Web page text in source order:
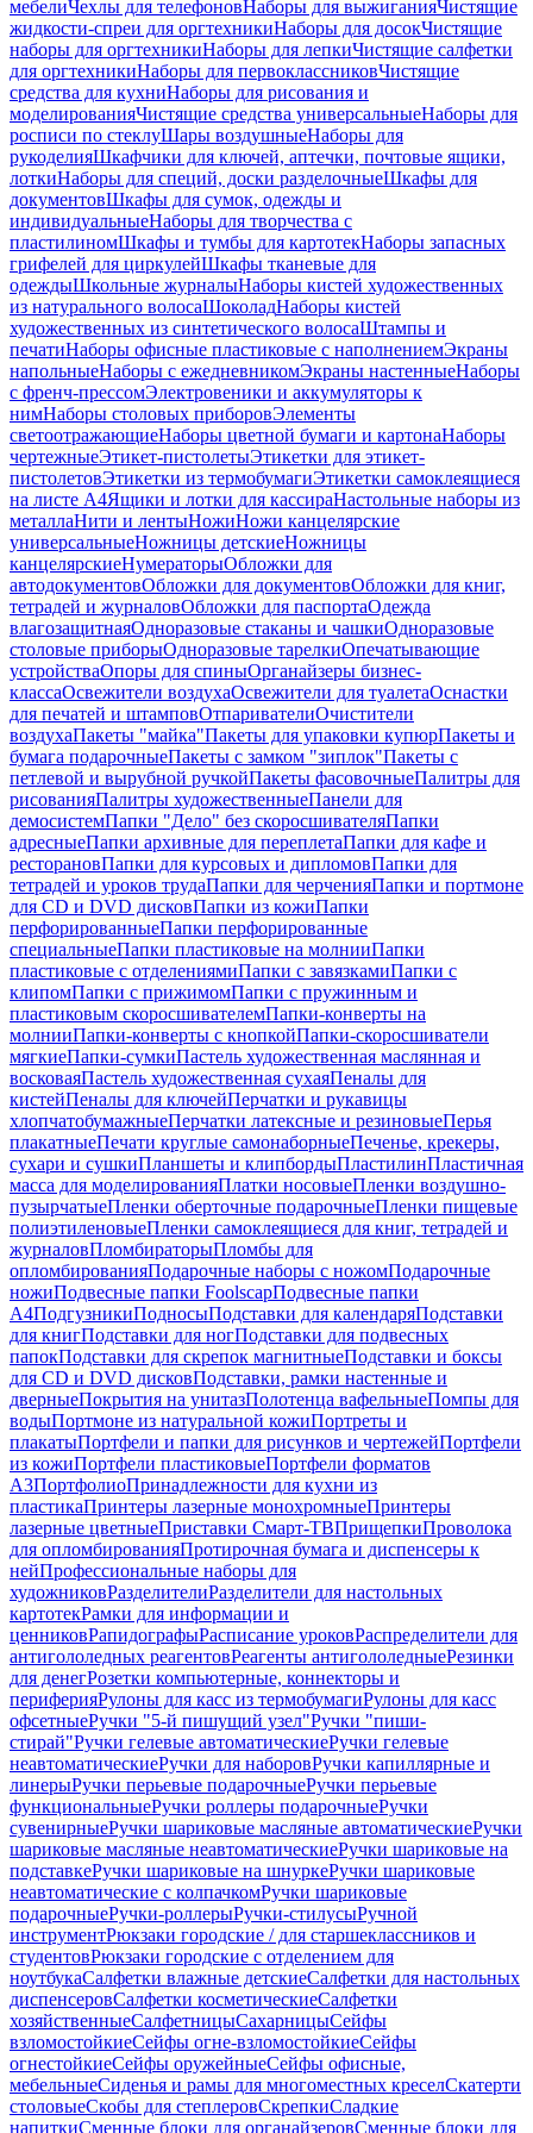
мебелиЧехлы для телефоновНаборы для выжиганияЧистящие
жидкости-спреи для оргтехникиНаборы для досокЧистящие
наборы для оргтехникиНаборы для лепкиЧистящие салфетки
для оргтехникиНаборы для первоклассниковЧистящие
средства для кухниНаборы для рисования и
моделированияЧистящие средства универсальныеНаборы для
росписи по стеклуШары воздушныеНаборы для
рукоделияШкафчики для ключей, аптечки, почтовые ящики,
лоткиНаборы для специй, доски разделочныеШкафы для
документовШкафы для сумок, одежды и
индивидуальныеНаборы для творчества с
пластилиномШкафы и тумбы для картотекНаборы запасных
грифелей для циркулейШкафы тканевые для
одеждыШкольные журналыНаборы кистей художественных
из натурального волосаШоколадНаборы кистей
художественных из синтетического волосаШтампы и
печатиНаборы офисные пластиковые с наполнениемЭкраны
напольныеНаборы с ежедневникомЭкраны настенныеНаборы
с френч-прессомЭлектровеники и аккумуляторы к
нимНаборы столовых приборовЭлементы
светоотражающиеНаборы цветной бумаги и картонаНаборы
чертежныеЭтикет-пистолетыЭтикетки для этикет-
пистолетовЭтикетки из термобумагиЭтикетки самоклеящиеся
на листе А4Ящики и лотки для кассираНастольные наборы из
металлаНити и лентыНожиНожи канцелярские
универсальныеНожницы детскиеНожницы
канцелярскиеНумераторыОбложки для
автодокументовОбложки для документовОбложки для книг,
тетрадей и журналовОбложки для паспортаОдежда
влагозащитнаяОдноразовые стаканы и чашкиОдноразовые
столовые приборыОдноразовые тарелкиОпечатывающие
устройстваОпоры для спиныОрганайзеры бизнес-
классаОсвежители воздухаОсвежители для туалетаОснастки
для печатей и штамповОтпаривателиОчистители
воздухаПакеты "майка"Пакеты для упаковки купюрПакеты и
бумага подарочныеПакеты с замком "зиплок"Пакеты с
петлевой и вырубной ручкойПакеты фасовочныеПалитры для
рисованияПалитры художественныеПанели для
демосистемПапки "Дело" без скоросшивателяПапки
адресныеПапки архивные для переплетаПапки для кафе и
ресторановПапки для курсовых и дипломовПапки для
тетрадей и уроков трудаПапки для черченияПапки и портмоне
для CD и DVD дисковПапки из кожиПапки
перфорированныеПапки перфорированные
специальныеПапки пластиковые на молнииПапки
пластиковые с отделениямиПапки с завязкамиПапки с
клипомПапки с прижимомПапки с пружинным и
пластиковым скоросшивателемПапки-конверты на
молнииПапки-конверты с кнопкойПапки-скоросшиватели
мягкиеПапки-сумкиПастель художественная маслянная и
восковаяПастель художественная сухаяПеналы для
кистейПеналы для ключейПерчатки и рукавицы
хлопчатобумажныеПерчатки латексные и резиновыеПерья
плакатныеПечати круглые самонаборныеПеченье, крекеры,
сухари и сушкиПланшеты и клипбордыПластилинПластичная
масса для моделированияПлатки носовыеПленки воздушно-
пузырчатыеПленки оберточные подарочныеПленки пищевые
полиэтиленовыеПленки самоклеящиеся для книг, тетрадей и
журналовПломбираторыПломбы для
опломбированияПодарочные наборы с ножомПодарочные
ножиПодвесные папки FoolscapПодвесные папки
А4ПодгузникиПодносыПодставки для календаряПодставки
для книгПодставки для ногПодставки для подвесных
папокПодставки для скрепок магнитныеПодставки и боксы
для CD и DVD дисковПодставки, рамки настенные и
дверныеПокрытия на унитазПолотенца вафельныеПомпы для
водыПортмоне из натуральной кожиПортреты и
плакатыПортфели и папки для рисунков и чертежейПортфели
из кожиПортфели пластиковыеПортфели форматов
А3ПортфолиоПринадлежности для кухни из
пластикаПринтеры лазерные монохромныеПринтеры
лазерные цветныеПриставки Смарт-ТВПрищепкиПроволока
для опломбированияПротирочная бумага и диспенсеры к
нейПрофессиональные наборы для
художниковРазделителиРазделители для настольных
картотекРамки для информации и
ценниковРапидографыРасписание уроковРаспределители для
антигололедных реагентовРеагенты антигололедныеРезинки
для денегРозетки компьютерные, коннекторы и
периферияРулоны для касс из термобумагиРулоны для касс
офсетныеРучки "5-й пишущий узел"Ручки "пиши-
стирай"Ручки гелевые автоматическиеРучки гелевые
неавтоматическиеРучки для наборовРучки капиллярные и
линерыРучки перьевые подарочныеРучки перьевые
функциональныеРучки роллеры подарочныеРучки
сувенирныеРучки шариковые масляные автоматическиеРучки
шариковые масляные неавтоматическиеРучки шариковые на
подставкеРучки шариковые на шнуркеРучки шариковые
неавтоматические с колпачкомРучки шариковые
подарочныеРучки-роллерыРучки-стилусыРучной
инструментРюкзаки городские / для старшеклассников и
студентовРюкзаки городские с отделением для
ноутбукаСалфетки влажные детскиеСалфетки для настольных
диспенсеровСалфетки косметическиеСалфетки
хозяйственныеСалфетницыСахарницыСейфы
взломостойкиеСейфы огне-взломостойкиеСейфы
огнестойкиеСейфы оружейныеСейфы офисные,
мебельныеСиденья и рамы для многоместных креселСкатерти
столовыеСкобы для степлеровСкрепкиСладкие
напиткиСменные блоки для органайзеровСменные блоки для